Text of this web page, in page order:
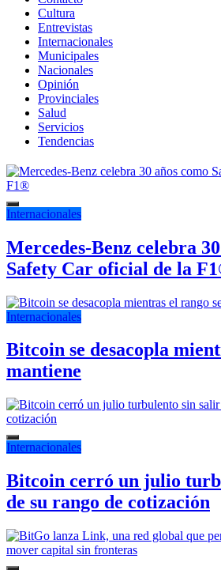
Cultura
Entrevistas
Internacionales
Municipales
Nacionales
Opinión
Provinciales
Salud
Servicios
Tendencias
Internacionales
Mercedes-Benz celebra
Safety Car oficial de la
Internacionales
Bitcoin se desacopla
mantiene
Internacionales
Bitcoin cerró un julio
de su rango de cotización